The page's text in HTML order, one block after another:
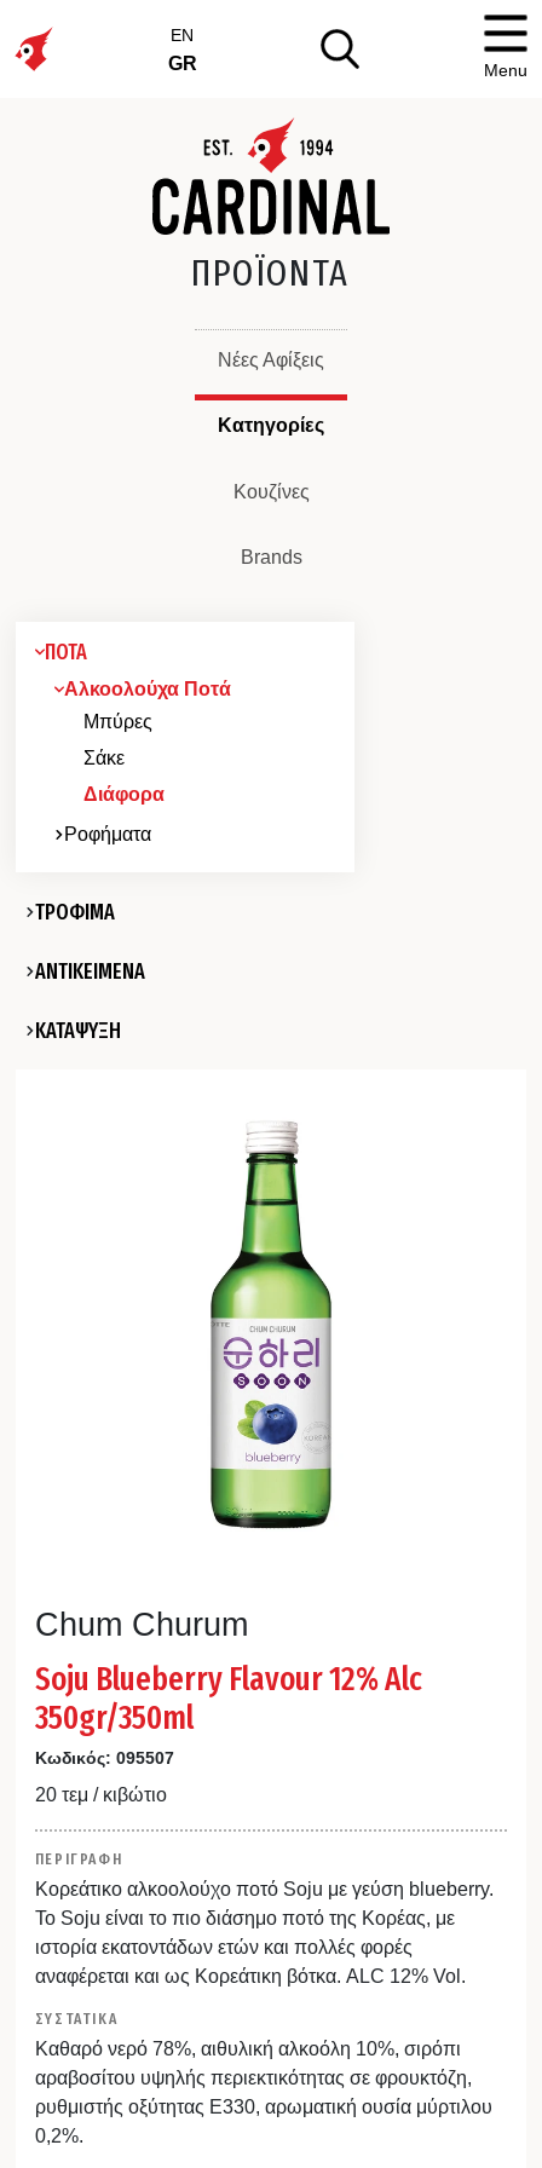
EN
GR Menu
ΠΡΟΪΟΝΤΑ
Νέες Αφίξεις
Κατηγορίες
Κουζίνες
Brands
ΠΟΤΑ
Αλκοολούχα Ποτά
Μπύρες
Σάκε
Διάφορα
Ροφήματα
ΤΡΟΦΙΜΑ
ΑΝΤΙΚΕΙΜΕΝΑ
ΚΑΤΑΨΥΞΗ
Chum Churum
Soju Blueberry Flavour 12% Alc
350gr/350ml
Κωδικός: 095507
20 τεμ / κιβώτιο
ΠΕΡΙΓΡΑΦΗ
Κορεάτικο αλκοολούχο ποτό Soju με γεύση blueberry.
Το Soju είναι το πιο διάσημο ποτό της Κορέας, με
ιστορία εκατοντάδων ετών και πολλές φορές
αναφέρεται και ως Κορεάτικη βότκα. ALC 12% Vol.
ΣΥΣΤΑΤΙΚΑ
Καθαρό νερό 78%, αιθυλική αλκοόλη 10%, σιρόπι
αραβοσίτου υψηλής περιεκτικότητας σε φρουκτόζη,
ρυθμιστής οξύτητας Ε330, αρωματική ουσία μύρτιλου
0,2%.